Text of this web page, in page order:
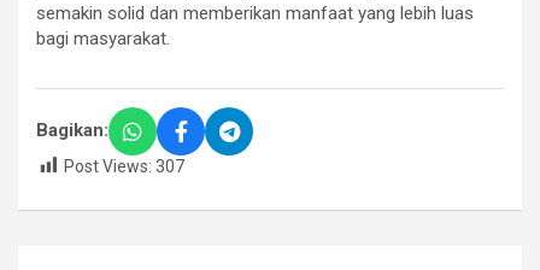
semakin solid dan memberikan manfaat yang lebih luas
bagi masyarakat.
Bagikan:
Post Views: 307